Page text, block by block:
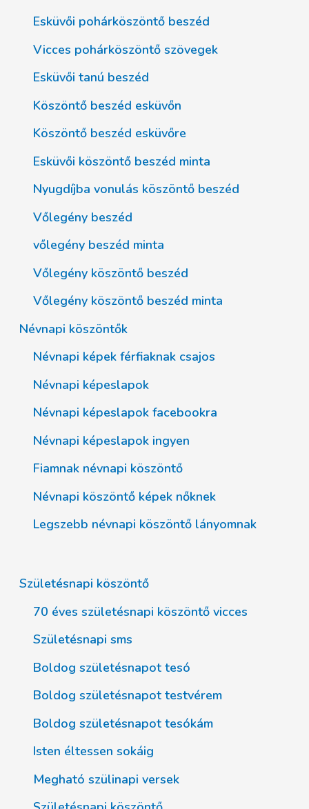
Esküvői pohárköszöntő beszéd
Vicces pohárköszöntő szövegek
Esküvői tanú beszéd
Köszöntő beszéd esküvőn
Köszöntő beszéd esküvőre
Esküvői köszöntő beszéd minta
Nyugdíjba vonulás köszöntő beszéd
Vőlegény beszéd
vőlegény beszéd minta
Vőlegény köszöntő beszéd
Vőlegény köszöntő beszéd minta
Névnapi köszöntők
Névnapi képek férfiaknak csajos
Névnapi képeslapok
Névnapi képeslapok facebookra
Névnapi képeslapok ingyen
Fiamnak névnapi köszöntő
Névnapi köszöntő képek nőknek
Legszebb névnapi köszöntő lányomnak
Születésnapi köszöntő
70 éves születésnapi köszöntő vicces
Születésnapi sms
Boldog születésnapot tesó
Boldog születésnapot testvérem
Boldog születésnapot tesókám
Isten éltessen sokáig
Megható szülinapi versek